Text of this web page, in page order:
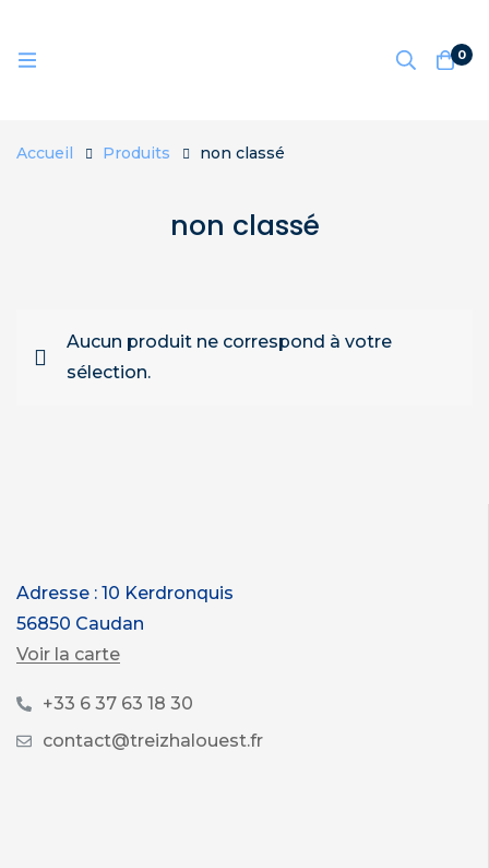
0
Accueil Produits non classé
non classé
Aucun produit ne correspond à votre
sélection.
Adresse : 10 Kerdronquis
56850 Caudan
Voir la carte
+33 6 37 63 18 30
contact@treizhalouest.fr